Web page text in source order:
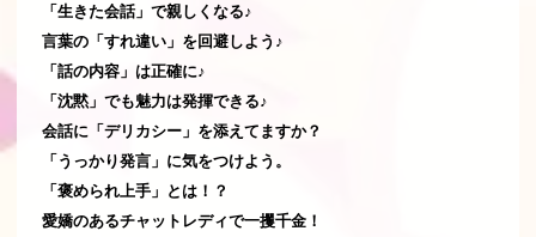
「生きた会話」で親しくなる♪
言葉の「すれ違い」を回避しよう♪
「話の内容」は正確に♪
「沈黙」でも魅力は発揮できる♪
会話に「デリカシー」を添えてますか？
「うっかり発言」に気をつけよう。
「褒められ上手」とは！？
愛嬌のあるチャットレディで一攫千金！